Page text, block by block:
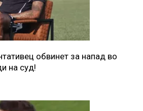
обвинет за напад во
на суд!